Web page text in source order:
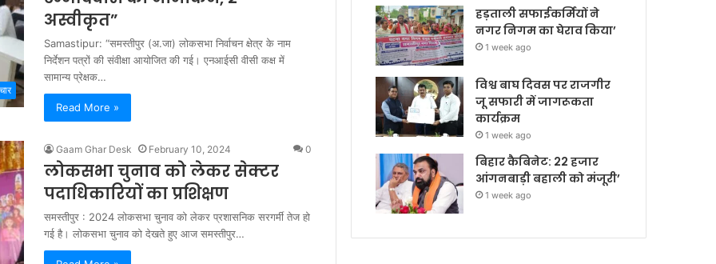
अस्वीकृत”
Samastipur: “समस्तीपुर (अ.जा) लोकसभा निर्वाचन क्षेत्र के नाम
निर्देशन पत्रों की संवीक्षा आयोजित की गई। एनआईसी वीसी कक्ष में
सामान्य प्रेक्षक…
Read More »
Gaam Ghar Desk February 10, 2024 0
लोकसभा चुनाव को लेकर सेक्टर
पदाधिकारियों का प्रशिक्षण
समस्तीपुर : 2024 लोकसभा चुनाव को लेकर प्रशासनिक सरगर्मी तेज हो
गई है। लोकसभा चुनाव को देखते हुए आज समस्तीपुर…
हड़ताली सफाईकर्मियों ने
नगर निगम का घेराव किया’
1 week ago
विश्व बाघ दिवस पर राजगीर
जू सफारी में जागरूकता
कार्यक्रम
1 week ago
बिहार कैबिनेट: 22 हजार
आंगनबाड़ी बहाली को मंजूरी’
1 week ago